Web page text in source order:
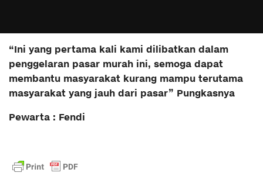
“Ini yang pertama kali kami dilibatkan dalam
penggelaran pasar murah ini, semoga dapat
membantu masyarakat kurang mampu terutama
masyarakat yang jauh dari pasar” Pungkasnya
Pewarta : Fendi